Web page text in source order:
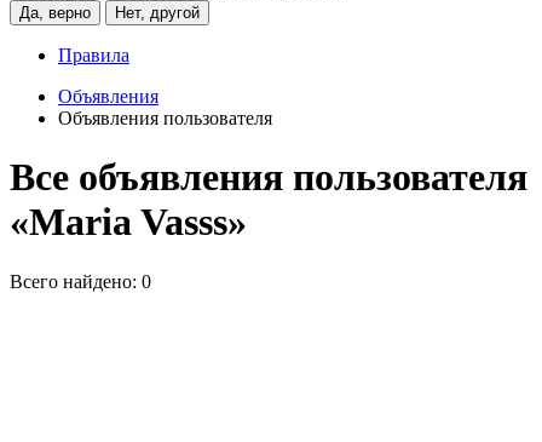
Да, верно Нет, другой
Правила
Объявления
Объявления пользователя
Все объявления пользователя
«Maria Vasss»
Всего найдено: 0